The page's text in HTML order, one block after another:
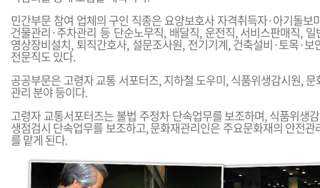
민간부문 참여 업체의 구인 직종은 요양보호사 자격취득자·아기돌보
건물관리·주차관리 등 단순노무직, 배달직, 운전직, 서비스판매직,
영상장비설치, 퇴직간호사, 설문조사원, 전기기계, 건축설비·토목·
전문직도 있다.
공공부문은 고령자 교통 서포터즈, 지하철 도우미, 식품위생감시원,
관리 분야 등이다.
고령자 교통서포터즈는 불법 주정차 단속업무를 보조하며, 식품위생
생점검시 단속업무를 보조하고, 문화재관리인은 주요문화재의 안전
를 맡게 된다.